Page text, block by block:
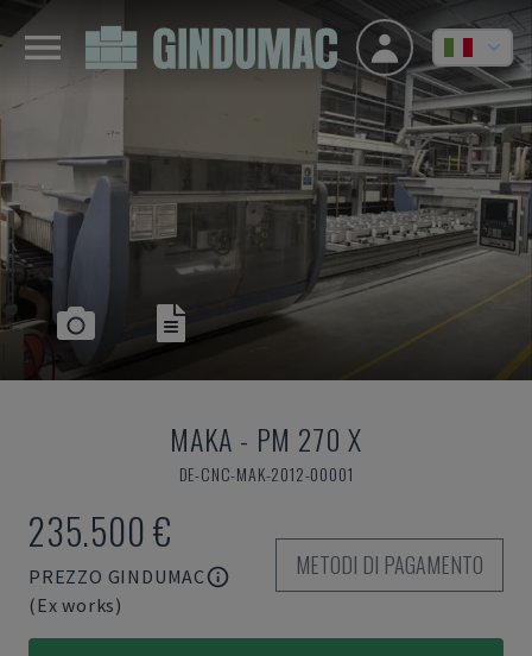
MAKA - PM 270 X
DE-CNC-MAK-2012-00001
235.500 €
PREZZO GINDUMAC
(Ex works)
METODI DI PAGAMENTO